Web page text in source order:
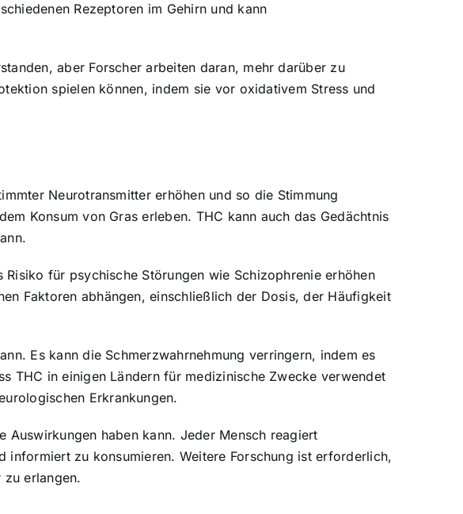
Rezeptoren im Gehirn und kann
aber Forscher arbeiten daran, mehr darüber zu
spielen können, indem sie vor oxidativem Stress und
Neurotransmitter erhöhen und so die Stimmung
Konsum von Gras erleben. THC kann auch das Gedächtnis
für psychische Störungen wie Schizophrenie erhöhen
Faktoren abhängen, einschließlich der Dosis, der Häufigkeit
Es kann die Schmerzwahrnehmung verringern, indem es
THC in einigen Ländern für medizinische Zwecke verwendet
Erkrankungen.
haben kann. Jeder Mensch reagiert
zu konsumieren. Weitere Forschung ist erforderlich,
zu erlangen.